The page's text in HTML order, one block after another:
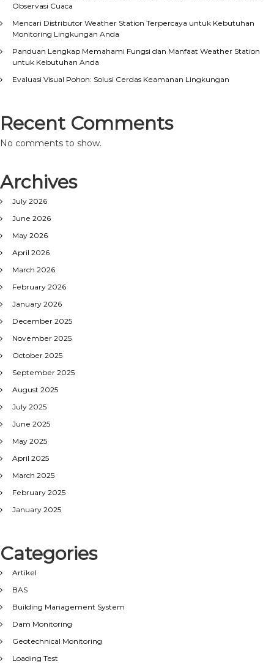
Observasi Cuaca
Mencari Distributor Weather Station Terpercaya untuk Kebutuhan
Monitoring Lingkungan Anda
Panduan Lengkap Memahami Fungsi dan Manfaat Weather Station
untuk Kebutuhan Anda
Evaluasi Visual Pohon: Solusi Cerdas Keamanan Lingkungan
Recent Comments
No comments to show.
Archives
July 2026
June 2026
May 2026
April 2026
March 2026
February 2026
January 2026
December 2025
November 2025
October 2025
September 2025
August 2025
July 2025
June 2025
May 2025
April 2025
March 2025
February 2025
January 2025
Categories
Artikel
BAS
Building Management System
Dam Monitoring
Geotechnical Monitoring
Loading Test